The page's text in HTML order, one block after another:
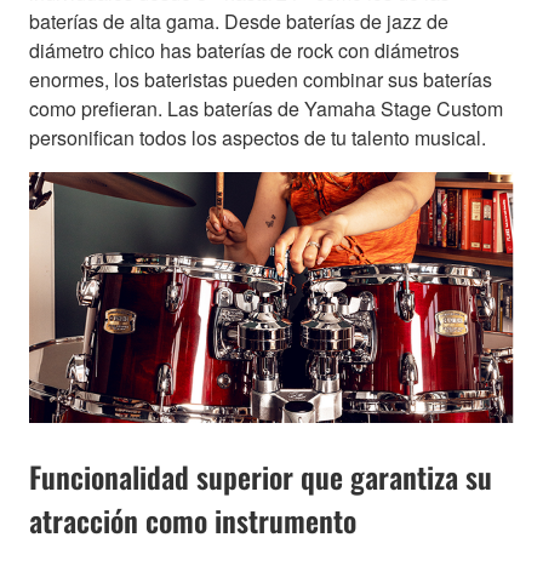
baterías de alta gama. Desde baterías de jazz de
diámetro chico has baterías de rock con diámetros
enormes, los bateristas pueden combinar sus baterías
como prefieran. Las baterías de Yamaha Stage Custom
personifican todos los aspectos de tu talento musical.
Funcionalidad superior que garantiza su
atracción como instrumento